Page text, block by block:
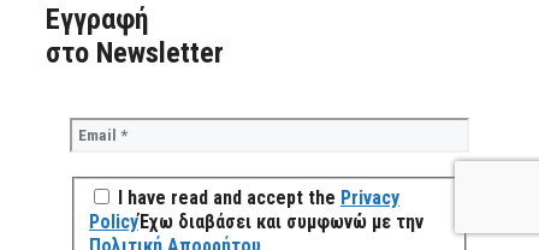
Eγγραφή
στο Newsletter
I have read and accept the Privacy
PolicyΈχω διαβάσει και συμφωνώ με την